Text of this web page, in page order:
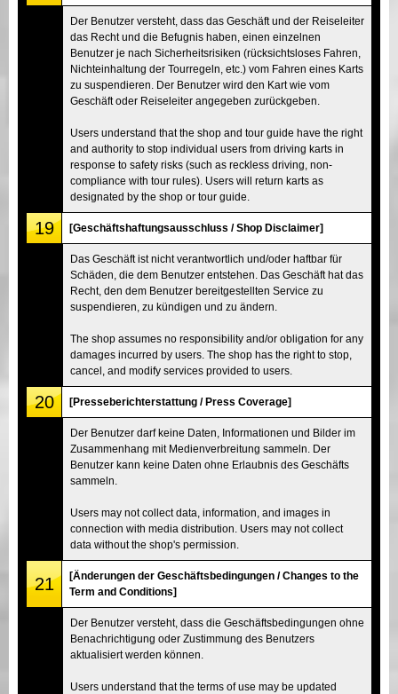
Der Benutzer versteht, dass das Geschäft und der Reiseleiter
das Recht und die Befugnis haben, einen einzelnen
Benutzer je nach Sicherheitsrisiken (rücksichtsloses Fahren,
Nichteinhaltung der Tourregeln, etc.) vom Fahren eines Karts
zu suspendieren. Der Benutzer wird den Kart wie vom
Geschäft oder Reiseleiter angegeben zurückgeben.
Users understand that the shop and tour guide have the right
and authority to stop individual users from driving karts in
response to safety risks (such as reckless driving, non-
compliance with tour rules). Users will return karts as
designated by the shop or tour guide.
19 [Geschäftshaftungsausschluss / Shop Disclaimer]
Das Geschäft ist nicht verantwortlich und/oder haftbar für
Schäden, die dem Benutzer entstehen. Das Geschäft hat das
Recht, den dem Benutzer bereitgestellten Service zu
suspendieren, zu kündigen und zu ändern.
The shop assumes no responsibility and/or obligation for any
damages incurred by users. The shop has the right to stop,
cancel, and modify services provided to users.
20 [Presseberichterstattung / Press Coverage]
Der Benutzer darf keine Daten, Informationen und Bilder im
Zusammenhang mit Medienverbreitung sammeln. Der
Benutzer kann keine Daten ohne Erlaubnis des Geschäfts
sammeln.
Users may not collect data, information, and images in
connection with media distribution. Users may not collect
data without the shop's permission.
21
[Änderungen der Geschäftsbedingungen / Changes to the
Term and Conditions]
Der Benutzer versteht, dass die Geschäftsbedingungen ohne
Benachrichtigung oder Zustimmung des Benutzers
aktualisiert werden können.
Users understand that the terms of use may be updated